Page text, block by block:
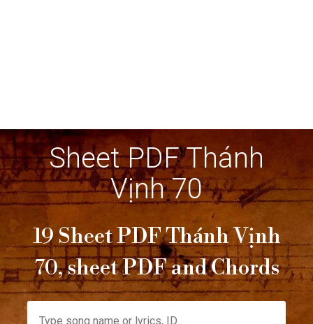
Sheet PDF Thánh
Vịnh 70
19 Sheet PDF Thánh Vịnh
70, sheet PDF and Chords